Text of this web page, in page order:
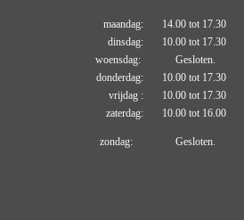
maandag: 14.00 tot 17.30
dinsdag: 10.00 tot 17.30
woensdag: Gesloten.
donderdag: 10.00 tot 17.30
vrijdag : 10.00 tot 17.30
zaterdag: 10.00 tot 16.00
zondag: Gesloten.